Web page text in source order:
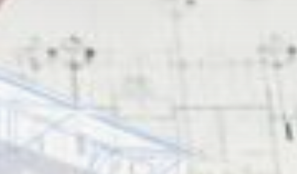
Turystyka/Podróże
Uroda
Zakupy/Opinie
Zoologia/Rolnictwo/Leśnictwo